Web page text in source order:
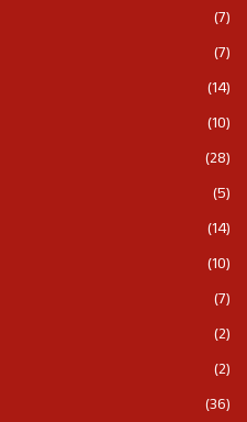
(7)
(7)
(14)
(10)
(28)
(5)
(14)
(10)
(7)
(2)
(2)
(36)